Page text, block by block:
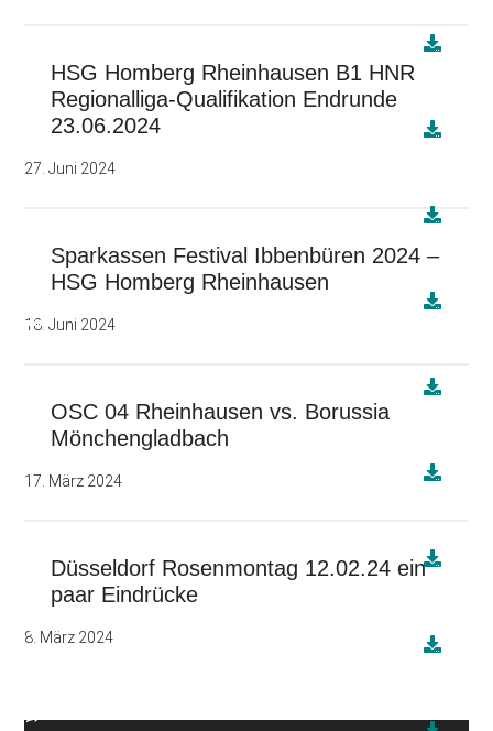
HSG Homberg Rheinhausen B1 HNR
Regionalliga-Qualifikation Endrunde
23.06.2024
27. Juni 2024
Sparkassen Festival Ibbenbüren 2024 –
HSG Homberg Rheinhausen
18. Juni 2024
OSC 04 Rheinhausen vs. Borussia
Mönchengladbach
17. März 2024
Düsseldorf Rosenmontag 12.02.24 ein
paar Eindrücke
8. März 2024